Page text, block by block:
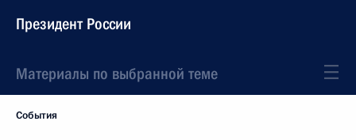
Президент России
Материалы по выбранной теме
События